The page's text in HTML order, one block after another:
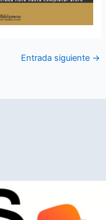
Entrada siguiente →